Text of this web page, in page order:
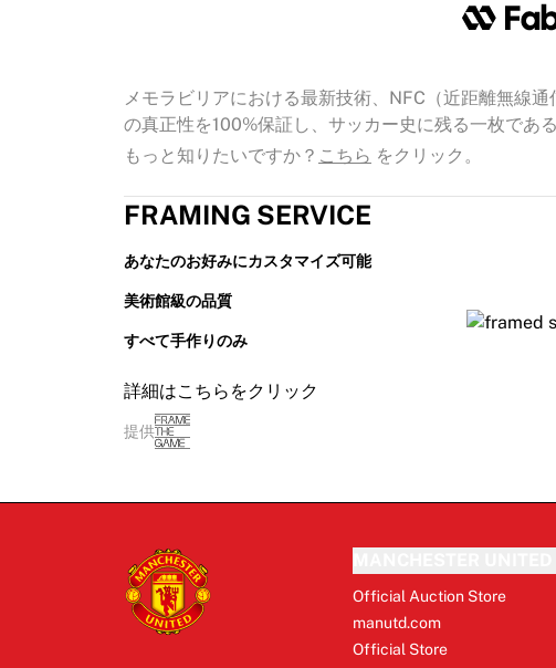
メモラビリアにおける最新技術、NFC（近距離無線
の真正性を100%保証し、サッカー史に残る一枚であ
もっと知りたいですか？ こちら をクリック。
FRAMING SERVICE
あなたのお好みにカスタマイズ可能
美術館級の品質
すべて手作りのみ
詳細はこちらをクリック
提供
Official Auction Store
manutd.com
Official Store